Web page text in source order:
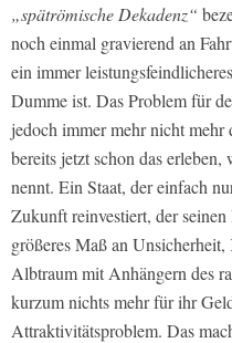
„spätrömische Dekadenz“
noch einmal gravierend an
ein immer
Dumme ist. Das Problem für
jedoch immer mehr nicht
bereits jetzt schon das
nennt. Ein Staat, der einfach
Zukunft reinvestiert, der
größeres Maß an
Albtraum mit Anhängern des
kurzum nichts mehr für ihr
Attraktivitätsproblem. Das